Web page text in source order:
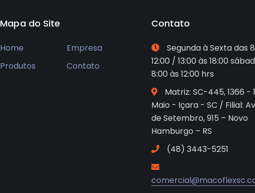
Mapa do Site
Home
Empresa
Produtos
Contato
Contato
Segunda à Sexta das
12:00 / 13:00 às 18:00
8:00 às 12:00 hrs
Matriz: SC-445, 1366 -
Maio - Içara - SC / Filial:
de Setembro, 915 – Novo
Hamburgo – RS
(48) 3443-5251